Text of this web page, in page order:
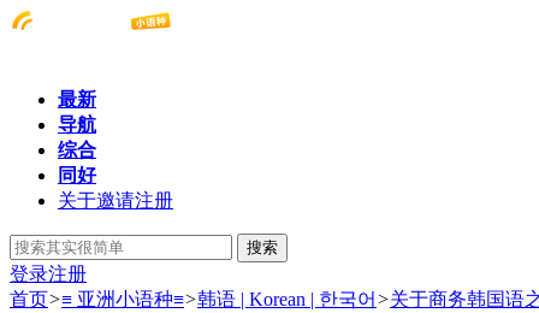
最新
导航
综合
同好
关于邀请注册
搜索
登录注册
首页>≡ 亚洲小语种≡>韩语 | Korean | 한국어 >关于商务韩国语